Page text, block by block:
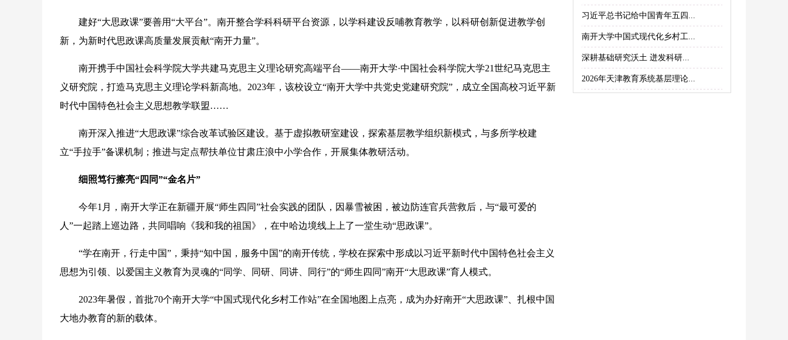
建好“大思政课”要善用“大平台”。南开整合学科科研平台资源，以学科建设反哺教育教学，以科研创新促进教学创
新，为新时代思政课高质量发展贡献“南开力量”。
南开携手中国社会科学院大学共建马克思主义理论研究高端平台——南开大学·中国社会科学院大学21世纪马克思主
义研究院，打造马克思主义理论学科新高地。2023年，该校设立“南开大学中共党史党建研究院”，成立全国高校习近平新
时代中国特色社会主义思想教学联盟……
南开深入推进“大思政课”综合改革试验区建设。基于虚拟教研室建设，探索基层教学组织新模式，与多所学校建
立“手拉手”备课机制；推进与定点帮扶单位甘肃庄浪中小学合作，开展集体教研活动。
细照笃行擦亮“四同”“金名片”
今年1月，南开大学正在新疆开展“师生四同”社会实践的团队，因暴雪被困，被边防连官兵营救后，与“最可爱的
人”一起踏上巡边路，共同唱响《我和我的祖国》，在中哈边境线上上了一堂生动“思政课”。
“学在南开，行走中国”，秉持“知中国，服务中国”的南开传统，学校在探索中形成以习近平新时代中国特色社会主义
思想为引领、以爱国主义教育为灵魂的“同学、同研、同讲、同行”的“师生四同”南开“大思政课”育人模式。
2023年暑假，首批70个南开大学“中国式现代化乡村工作站”在全国地图上点亮，成为办好南开“大思政课”、扎根中国
大地办教育的新的载体。
习近平总书记给中国青年五四...
南开大学中国式现代化乡村工...
深耕基础研究沃土 迸发科研...
2026年天津教育系统基层理论...